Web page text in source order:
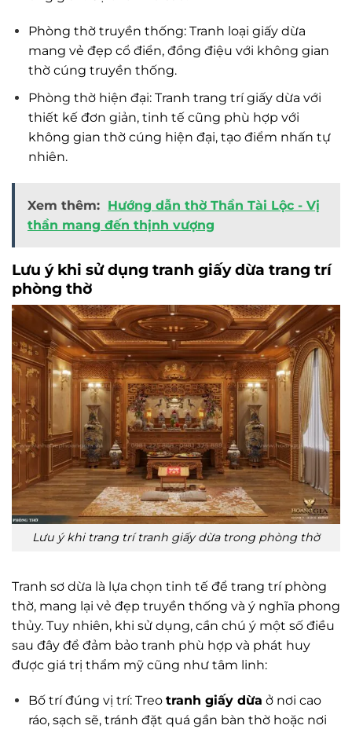
Phòng thờ truyền thống: Tranh loại giấy dừa
mang vẻ đẹp cổ điển, đồng điệu với không gian
thờ cúng truyền thống.
Phòng thờ hiện đại: Tranh trang trí giấy dừa với
thiết kế đơn giản, tinh tế cũng phù hợp với
không gian thờ cúng hiện đại, tạo điểm nhấn tự
nhiên.
Xem thêm: Hướng dẫn thờ Thần Tài Lộc - Vị
thần mang đến thịnh vượng
Lưu ý khi sử dụng tranh giấy dừa trang trí
phòng thờ
Lưu ý khi trang trí tranh giấy dừa trong phòng thờ
Tranh sơ dừa là lựa chọn tinh tế để trang trí phòng
thờ, mang lại vẻ đẹp truyền thống và ý nghĩa phong
thủy. Tuy nhiên, khi sử dụng, cần chú ý một số điều
sau đây để đảm bảo tranh phù hợp và phát huy
được giá trị thẩm mỹ cũng như tâm linh:
Bố trí đúng vị trí: Treo tranh giấy dừa ở nơi cao
ráo, sạch sẽ, tránh đặt quá gần bàn thờ hoặc nơi